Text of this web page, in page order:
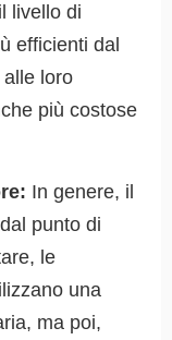
livello di
efficienti dal
loro
più costose
In genere, il
punto di
le
una
ma poi,